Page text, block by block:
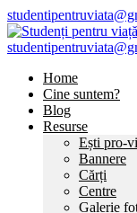
Home
Cine suntem?
Blog
Resurse
Ești pro-
Bannere
Cărți
Centre
Galerie